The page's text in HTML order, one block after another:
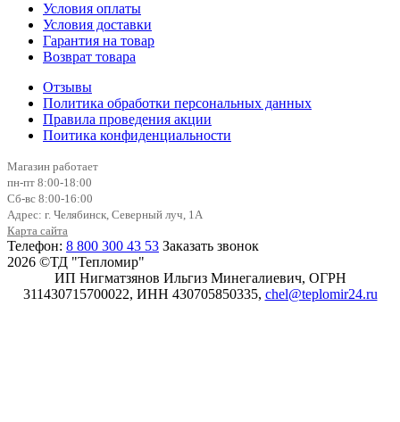
Условия оплаты
Условия доставки
Гарантия на товар
Возврат товара
Отзывы
Политика обработки персональных данных
Правила проведения акции
Поитика конфиденциальности
Магазин работает
пн-пт 8:00-18:00
Сб-вс 8:00-16:00
Адрес: г. Челябинск, Северный луч, 1А
Карта сайта
Телефон: 8 800 300 43 53 Заказать звонок
2026 ©ТД "Тепломир"
ИП Нигматзянов Ильгиз Минегалиевич, ОГРН
311430715700022, ИНН 430705850335, chel@teplomir24.ru